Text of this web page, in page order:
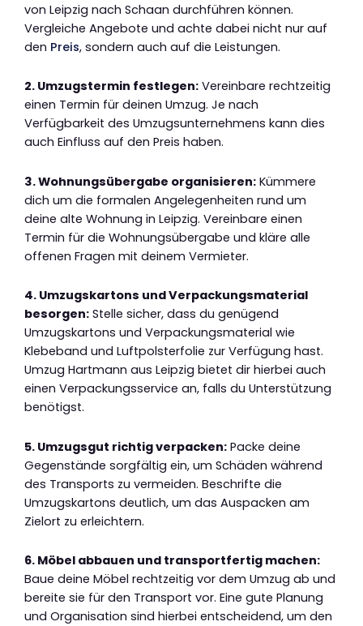
von Leipzig nach Schaan durchführen können.
Vergleiche Angebote und achte dabei nicht nur auf
den Preis, sondern auch auf die Leistungen.
2. Umzugstermin festlegen: Vereinbare rechtzeitig
einen Termin für deinen Umzug. Je nach
Verfügbarkeit des Umzugsunternehmens kann dies
auch Einfluss auf den Preis haben.
3. Wohnungsübergabe organisieren: Kümmere
dich um die formalen Angelegenheiten rund um
deine alte Wohnung in Leipzig. Vereinbare einen
Termin für die Wohnungsübergabe und kläre alle
offenen Fragen mit deinem Vermieter.
4. Umzugskartons und Verpackungsmaterial
besorgen: Stelle sicher, dass du genügend
Umzugskartons und Verpackungsmaterial wie
Klebeband und Luftpolsterfolie zur Verfügung hast.
Umzug Hartmann aus Leipzig bietet dir hierbei auch
einen Verpackungsservice an, falls du Unterstützung
benötigst.
5. Umzugsgut richtig verpacken: Packe deine
Gegenstände sorgfältig ein, um Schäden während
des Transports zu vermeiden. Beschrifte die
Umzugskartons deutlich, um das Auspacken am
Zielort zu erleichtern.
6. Möbel abbauen und transportfertig machen:
Baue deine Möbel rechtzeitig vor dem Umzug ab und
bereite sie für den Transport vor. Eine gute Planung
und Organisation sind hierbei entscheidend, um den